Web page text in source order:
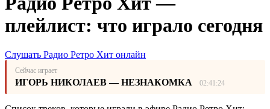
плейлист: что играло сегодня
Слушать Радио Ретро Хит онлайн
Сейчас играет
ИГОРЬ НИКОЛАЕВ — НЕЗНАКОМКА 02:41:24